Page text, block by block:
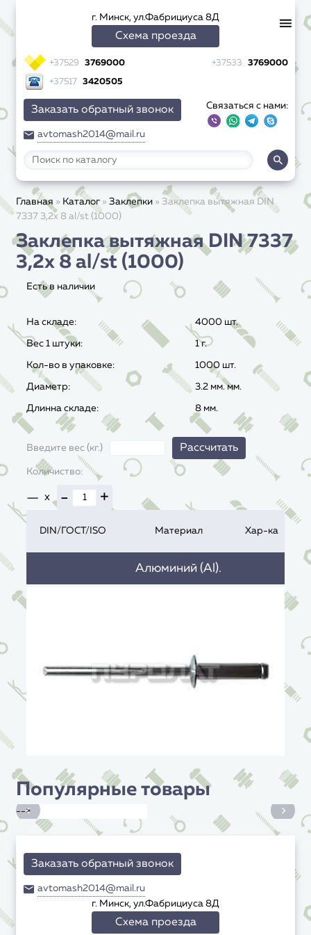
+37529 3769000 +37533 3769000
+37517 3420505
Заказать обратный звонок
avtomash2014@mail.ru
Связаться с нами:
г. Минск, ул.Фабрициуса 8Д
Схема проезда
Главная » Каталог » Заклепки » Заклепка вытяжная DIN
7337 3,2x 8 al/st (1000)
Заклепка вытяжная DIN 7337
3,2x 8 al/st (1000)
Есть в наличии
На складе: 4000 шт.
Вес 1 штуки: 1г.
Кол-во в упаковке: 1000 шт.
Диаметр: 3.2 мм. мм.
Длинна складе: 8 мм.
Введите вес (кг.) Рассчитать
Количиство:
— x - +
DIN/ГОСТ/ISO Материал Хар-ка
Алюминий (Al).
Популярные товары
-->
Заказать обратный звонок
avtomash2014@mail.ru
г. Минск, ул.Фабрициуса 8Д
Схема проезда